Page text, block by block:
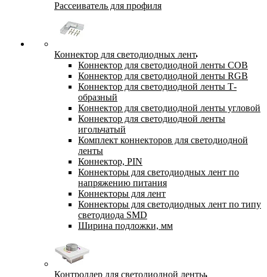
Рассеиватель для профиля
Коннектор для светодиодных лент
Коннектор для светодиодной ленты COB
Коннектор для светодиодной ленты RGB
Коннектор для светодиодной ленты Т-
образный
Коннектор для светодиодной ленты угловой
Коннектор для светодиодной ленты
игольчатый
Комплект коннекторов для светодиодной
ленты
Коннектор, PIN
Коннекторы для светодиодных лент по
напряжению питания
Коннекторы для лент
Коннекторы для светодиодных лент по типу
светодиода SMD
Ширина подложки, мм
Контроллер для светодиодной ленты